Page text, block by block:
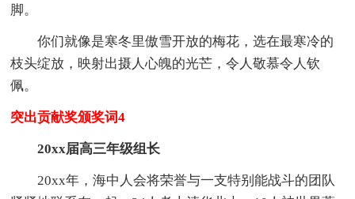
脚。
你们就像是寒冬里傲雪开放的梅花，选在最寒冷的
枝头绽放，映射出摄人心魄的光芒，令人敬慕令人钦
佩。
突出贡献奖颁奖词4
20xx届高三年级组长
20xx年，海中人会将荣誉与一支特别能战斗的团队